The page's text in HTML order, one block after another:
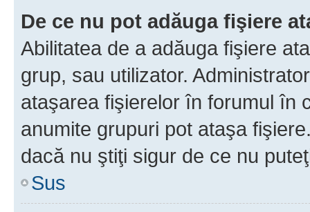
De ce nu pot adăuga fişiere
Abilitatea de a adăuga fişiere
grup, sau utilizator.
ataşarea fişierelor în forumul în
anumite grupuri pot ataşa
dacă nu ştiţi sigur de ce nu
Sus